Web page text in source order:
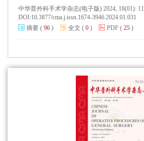
中华普外科手术学杂志(电子版) 2024, 18(01):
DOI:10.3877/cma.j.issn.1674-3946.2024.01.031
摘要 ( 96 ) 全文 ( 0 ) PDF ( 25 )